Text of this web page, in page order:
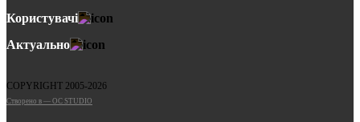
Користувачі
Актуально
COPYRIGHT 2005-2026
Cтворено в — OC STUDIO